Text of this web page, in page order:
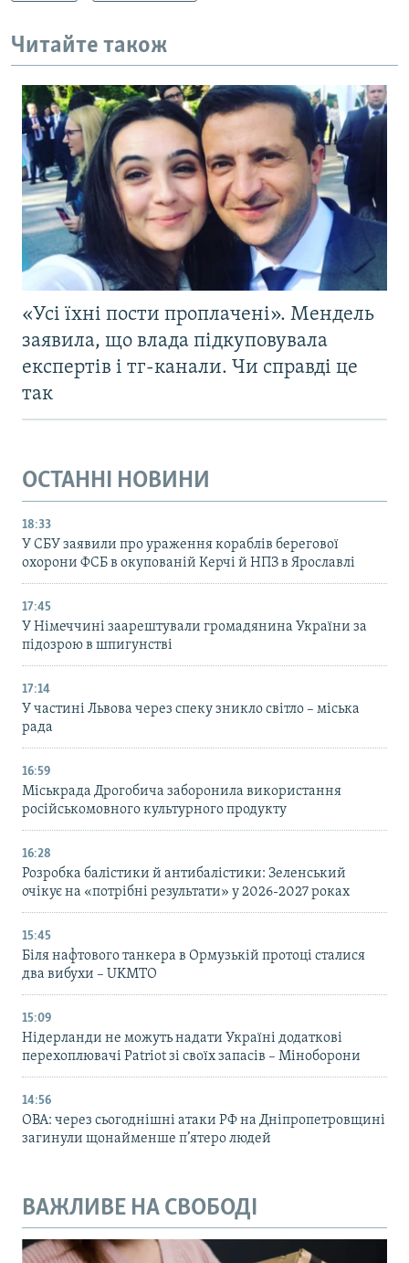
Читайте також
«Усі їхні пости проплачені». Мендель
заявила, що влада підкуповувала
експертів і тг-канали. Чи справді це
так
ОСТАННІ НОВИНИ
18:33
У СБУ заявили про ураження кораблів берегової
охорони ФСБ в окупованій Керчі й НПЗ в Ярославлі
17:45
У Німеччині заарештували громадянина України за
підозрою в шпигунстві
17:14
У частині Львова через спеку зникло світло – міська
рада
16:59
Міськрада Дрогобича заборонила використання
російськомовного культурного продукту
16:28
Розробка балістики й антибалістики: Зеленський
очікує на «потрібні результати» у 2026-2027 роках
15:45
Біля нафтового танкера в Ормузькій протоці сталися
два вибухи – UKMTO
15:09
Нідерланди не можуть надати Україні додаткові
перехоплювачі Patriot зі своїх запасів – Міноборони
14:56
ОВА: через сьогоднішні атаки РФ на Дніпропетровщині
загинули щонайменше п’ятеро людей
ВАЖЛИВЕ НА СВОБОДІ